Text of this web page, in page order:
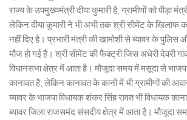
राज्य के उपमुख्यमंत्री दीया कुमारी है, ग्रामीणों को पीड़ा
लेकिन दीया कुमारी ने भी अभी तक श्री सीमेंट के खिलाफ
नहीं दिए है। प्रभारी मंत्री की खामोशी से ब्यावर के
मौज हो गई है। श्री सीमेंट की फैक्ट्री जिस अंधेरी देवरी
विधानसभा क्षेत्र में आता है। मौजूदा समय में मसूदा से
कानावत है, लेकिन कानावत के कानों में भी ग्रामीणों की
ब्यावर के भाजपा विधायक शंकर सिंह रावत भी विधायक
ब्यावर जिला राजसमंद संसदीय क्षेत्र में आता है। मौजूदा